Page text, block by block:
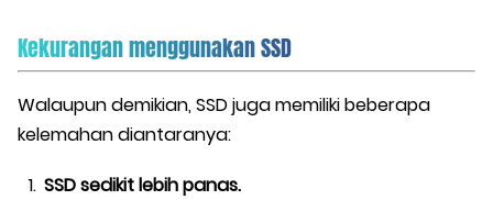
Kekurangan menggunakan SSD
Walaupun demikian, SSD juga memiliki beberapa
kelemahan diantaranya:
SSD sedikit lebih panas.